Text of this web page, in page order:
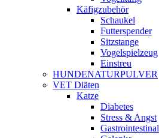
Käfigzubehör
Schaukel
Futterspender
Sitzstange
Vogelspielzeug
Einstreu
HUNDENATURPULVER
VET Diäten
Katze
Diabetes
Stress & Angst
Gastrointestinal